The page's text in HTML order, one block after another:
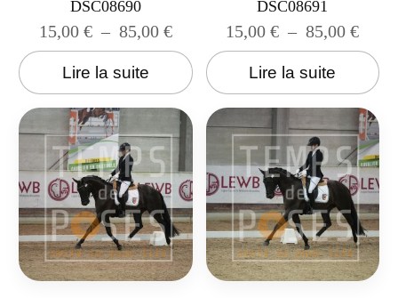
DSC08690
15,00 € – 85,00 €
Lire la suite
DSC08691
15,00€ – 85,00€
Lire la suite